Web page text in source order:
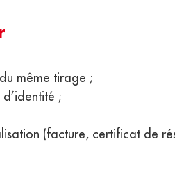
même tirage ;
;
(facture, certificat de